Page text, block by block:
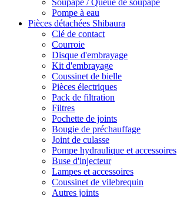
Soupape / Queue de soupape
Pompe à eau
Pièces détachées Shibaura
Clé de contact
Courroie
Disque d'embrayage
Kit d'embrayage
Coussinet de bielle
Pièces électriques
Pack de filtration
Filtres
Pochette de joints
Bougie de préchauffage
Joint de culasse
Pompe hydraulique et accessoires
Buse d'injecteur
Lampes et accessoires
Coussinet de vilebrequin
Autres joints